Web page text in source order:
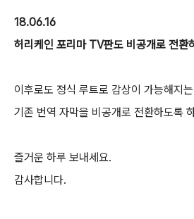
18.06.16
허리케인 포리마 TV판도 비공개로 전환
이후로도 정식 루트로 감상이 가능해지
기존 번역 자막을 비공개로 전환하도록
즐거운 하루 보내세요.
감사합니다.